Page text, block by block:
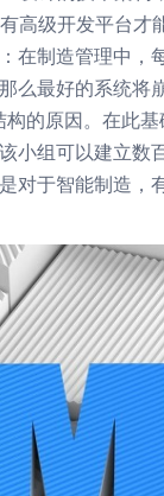
高级开发平台
在制造管理中
么最好的系统将
构的原因。在此
小组可以建立数
对于智能制造，